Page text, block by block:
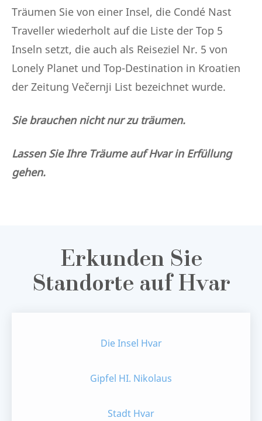
Träumen Sie von einer Insel, die Condé Nast
Traveller wiederholt auf die Liste der Top 5
Inseln setzt, die auch als Reiseziel Nr. 5 von
Lonely Planet und Top-Destination in Kroatien
der Zeitung Večernji List bezeichnet wurde.
Sie brauchen nicht nur zu träumen.
Lassen Sie Ihre Träume auf Hvar in Erfüllung
gehen.
Erkunden Sie
Standorte auf Hvar
Die Insel Hvar
Gipfel HI. Nikolaus
Stadt Hvar